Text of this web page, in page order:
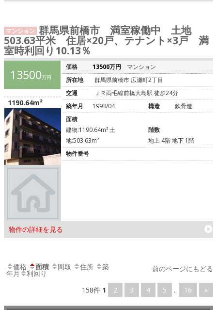
マンション 群馬県前橋市 満室稼働中 土地
503.63平米 住居×20戸、テナント×3戸 満
室時利回り10.13％
13500万円
1190.64m²
物件の詳細を見る
価格 13500万円
マンション
所在地
群馬県前橋市 広瀬町2丁目
交通
ＪＲ両毛線前橋大島駅 徒歩24分
築年月
1993/04 構造
鉄骨造
面積
建物:1190.64m² 土
地:503.63m²
階数
地上 4階 地下 1階
物件番号
価格 面積 間取 住所 築
年月
利回り
158件 1 2 3 4 5 .. 16 »
前のページにもどる